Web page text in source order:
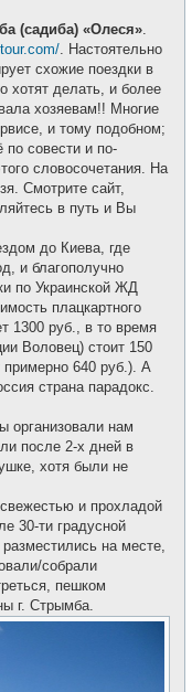
(садиба) «Олеся».
. Настоятельно
схожие поездки в
хотят делать, и более
хозяевам!! Многие
и тому подобном;
по совести и по-
словосочетания. На
Смотрите сайт,
в путь и Вы
до Киева, где
и благополучно
по Украинской ЖД
плацкартного
1300 руб., в то время
Воловец) стоит 150
примерно 640 руб.). А
страна парадокс.
организовали нам
после 2-х дней в
хотя были не
и прохладой
30-ти градусной
на месте,
собрали
пешком
г. Стрымба.